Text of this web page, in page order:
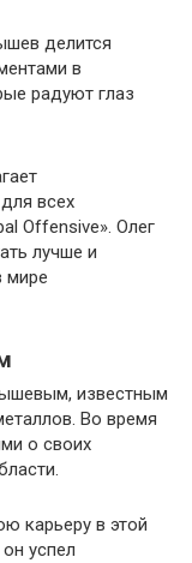
делится
в
радуют глаз
всех
Offensive». Олег
лучше и
мире
известным
Во время
о своих
карьеру в этой
успел